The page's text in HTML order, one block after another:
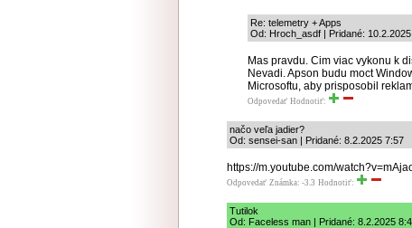
Re: telemetry + Apps
Od: Hroch_asdf | Pridané:
Mas pravdu. Cim viac vykonu k
Nevadi. Apson budu moct
Microsoftu, aby prisposobil
Odpovedať Hodnotiť:
načo veľa jadier?
Od: sensei-san | Pridané: 8.2.2025 7:57
https://m.youtube.com/
Odpovedať Známka: -3.3 Hodnotiť:
Tutilok
Od: Faceless man | Pridané: 8.2.2025